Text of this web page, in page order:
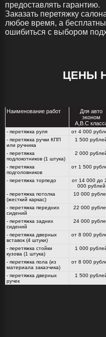
предоставлять гарантию.
Заказать перетяжку
любое время, а
ошибиться с выбором
ЦЕНЫ
Наименование работ
Для авто
эконом
A,B.C
- перетяжка руля от 4 000
- перетяжка ручки КПП
или ручника
1 500
- перетяжка
подлокотников (1 штука)
2 000
- перетяжка
подголовников
от 1 500
- перетяжка торпедо
от 14 000 до
000 рублей
- перетяжка потолка
(жесткий каркас)
10 000
- перетяжка передних
сидений
22 000
- перетяжка задних
сидений
24 000
- перетяжка дверных
вставок (4 штуки)
от 8 000
- перетяжка стойки
кузова (1 штука)
1 000
- перетяжка пола (из
материала заказчика)
от 8 000
- перетяжка дверных
ручек
1 500